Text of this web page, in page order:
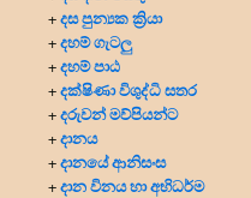
+දස පුන්‍යක ක්‍රියා
+දහම් ගැටලු
+දහම් පාඨ
+දක්ෂිණා විශුද්ධි සතර
+දරුවන් මව්පියන්ට
+දානය
+දානයේ ආනිසංස
+දාන විනය හා අභිධර්ම